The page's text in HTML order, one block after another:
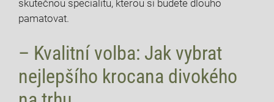
skutečnou specialitu, kterou si budete dlouho
pamatovat.
– Kvalitní volba: Jak vybrat
nejlepšího krocana divokého